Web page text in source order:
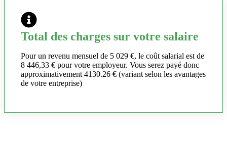
Total des charges sur votre salaire
Pour un revenu mensuel de 5 029 €, le coût salarial est de
8 446,33 € pour votre employeur. Vous serez payé donc
approximativement 4130.26 € (variant selon les avantages
de votre entreprise)